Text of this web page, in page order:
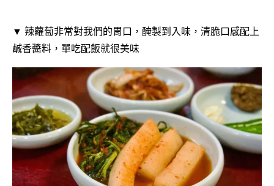
▼ 辣蘿蔔非常對我們的胃口，醃製到入味，清脆口感配上
鹹香醬料，單吃配飯就很美味